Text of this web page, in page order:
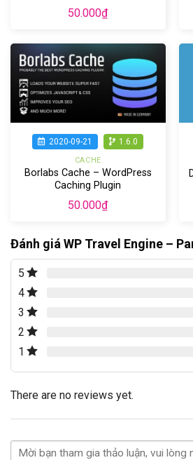
50.000₫
2020-09-21 1.6.0
CACHE
Borlabs Cache – WordPress
Caching Plugin
50.000₫
Đánh giá WP Travel Engine –
5
4
3
2
1
There are no reviews yet.